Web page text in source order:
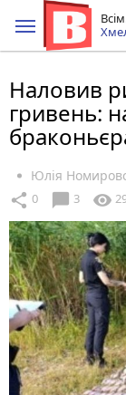
Наловив
гривень:
Юлія
share 0 chat_bubble 3 visibility